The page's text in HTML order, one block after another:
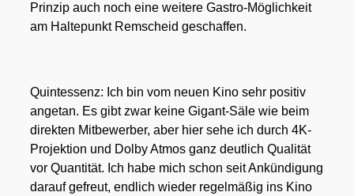
Prin­zip auch noch eine wei­te­re Gas­tro-Mög­lich­keit
am Hal­te­punkt Rem­scheid geschaf­fen.
Quint­essenz: Ich bin vom neu­en Kino sehr posi­tiv
ange­tan. Es gibt zwar kei­ne Gigant-Säle wie beim
direk­ten Mit­be­wer­ber, aber hier sehe ich durch 4K-
Pro­jek­ti­on und Dol­by Atmos ganz deut­lich Qua­li­tät
vor Quan­ti­tät. Ich habe mich schon seit Ankün­di­gung
dar­auf gefreut, end­lich wie­der regel­mä­ßig ins Kino